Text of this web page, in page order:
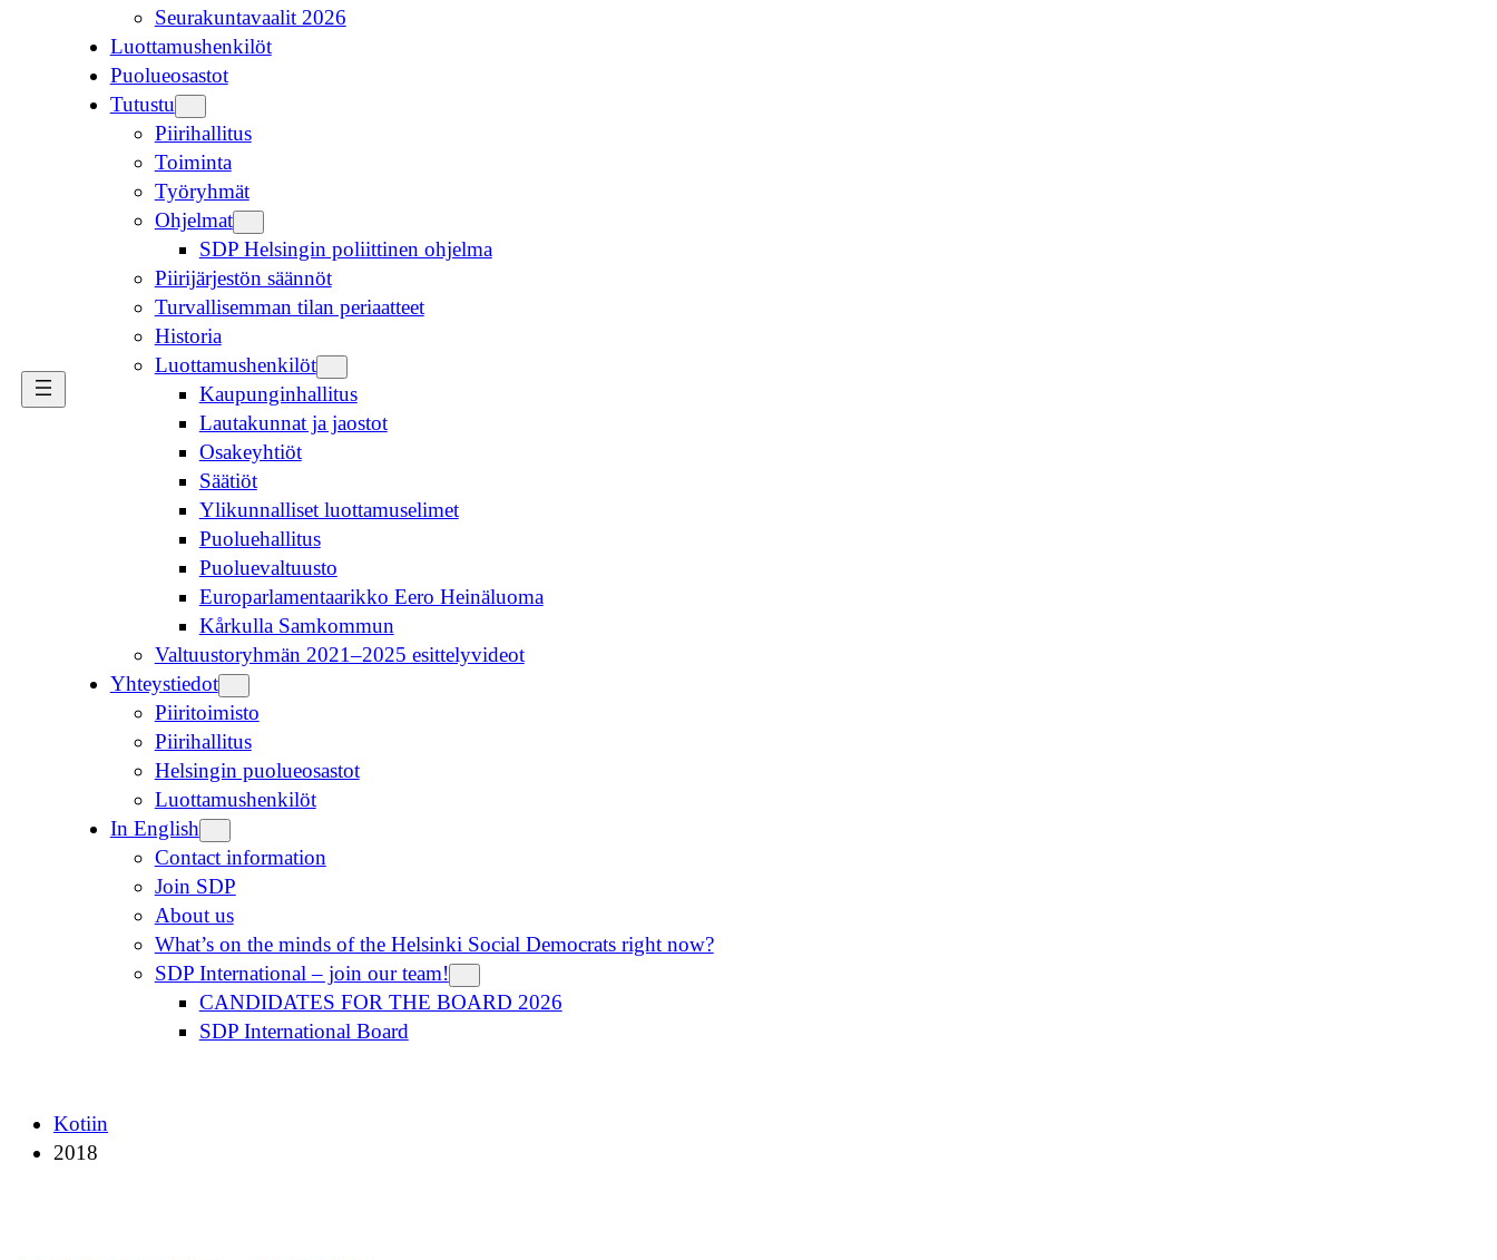
Seurakuntavaalit 2026
Luottamushenkilöt
Puolueosastot
Tutustu
Piirihallitus
Toiminta
Työryhmät
Ohjelmat
SDP Helsingin poliittinen ohjelma
Piirijärjestön säännöt
Turvallisemman tilan periaatteet
Historia
Luottamushenkilöt
Kaupunginhallitus
Lautakunnat ja jaostot
Osakeyhtiöt
Säätiöt
Ylikunnalliset luottamuselimet
Puoluehallitus
Puoluevaltuusto
Europarlamentaarikko Eero Heinäluoma
Kårkulla Samkommun
Valtuustoryhmän 2021–2025 esittelyvideot
Yhteystiedot
Piiritoimisto
Piirihallitus
Helsingin puolueosastot
Luottamushenkilöt
In English
Contact information
Join SDP
About us
What’s on the minds of the Helsinki Social Democrats right now?
SDP International – join our team!
CANDIDATES FOR THE BOARD 2026
SDP International Board
Kotiin
2018